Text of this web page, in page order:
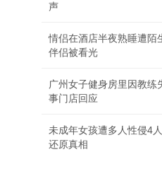
声
情侣在酒店半夜熟睡遭陌
伴侣被看光
广州女子健身房里因教练
事门店回应
未成年女孩遭多人性侵4
还原真相